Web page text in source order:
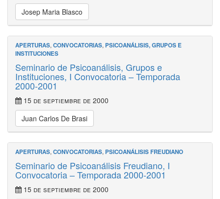
Josep Maria Blasco
APERTURAS, CONVOCATORIAS, PSICOANÁLISIS, GRUPOS E
INSTITUCIONES
Seminario de Psicoanálisis, Grupos e
Instituciones, I Convocatoria – Temporada
2000-2001
15 de septiembre de 2000
Juan Carlos De Brasi
APERTURAS, CONVOCATORIAS, PSICOANÁLISIS FREUDIANO
Seminario de Psicoanálisis Freudiano, I
Convocatoria – Temporada 2000-2001
15 de septiembre de 2000